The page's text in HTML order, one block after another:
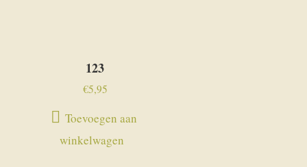
123
€5,95
Toevoegen aan
winkelwagen